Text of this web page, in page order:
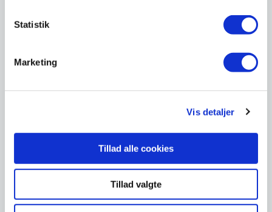
Statistik
Marketing
Vis detaljer
Tillad alle cookies
Tillad valgte